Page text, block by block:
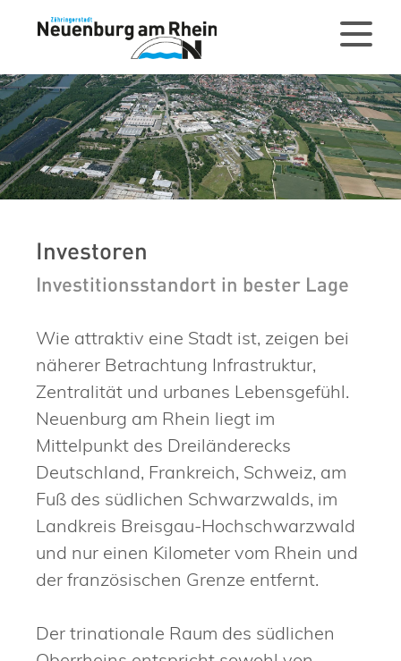
Investoren
Investitionsstandort in bester Lage​
Wie attraktiv eine Stadt ist, zeigen bei
näherer Betrachtung Infrastruktur,
Zentralität und urbanes Lebensgefühl.
Neuenburg am Rhein liegt im
Mittelpunkt des Dreiländerecks
Deutschland, Frankreich, Schweiz, am
Fuß des südlichen Schwarzwalds, im
Landkreis Breisgau-Hochschwarzwald
und nur einen Kilometer vom Rhein und
der französischen Grenze entfernt.
Der trinationale Raum des südlichen